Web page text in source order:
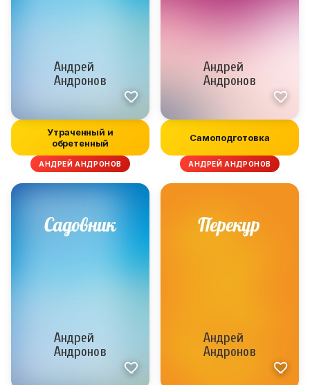
Утраченный и
обретенный
АНДРЕЙ АНДРОНОВ
Самоподготовка
АНДРЕЙ АНДРОНОВ